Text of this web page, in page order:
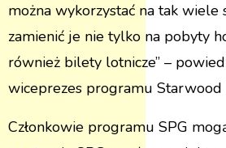
można wykorzystać na tak wiele
zamienić je nie tylko na pobyty
również bilety lotnicze” –
wiceprezes programu
Członkowie programu SPG